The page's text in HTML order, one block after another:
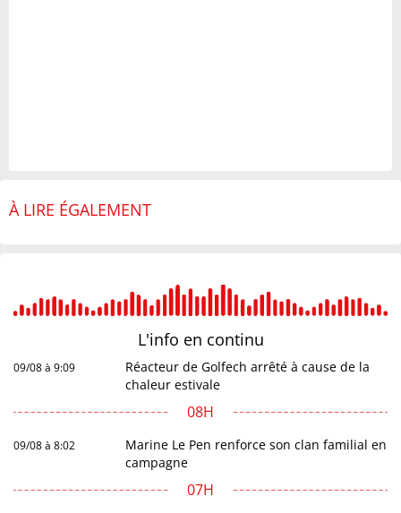
À LIRE ÉGALEMENT
L'info en continu
09/08 à 9:09
Réacteur de Golfech arrêté à cause de la
chaleur estivale
08H
09/08 à 8:02
Marine Le Pen renforce son clan familial en
campagne
07H